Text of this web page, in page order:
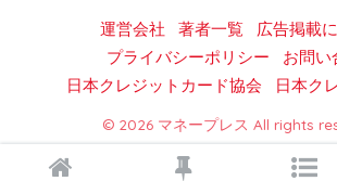
運営会社 著者一覧
広告掲載
プライバシーポリシー
お問い
日本クレジットカード協会
日本ク
© 2026 マネープレス All rights